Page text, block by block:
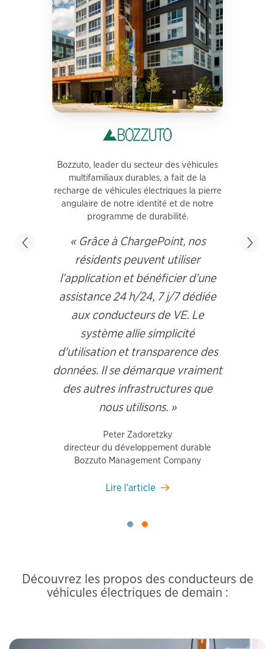
Bozzuto, leader du secteur des véhicules
multifamiliaux durables, a fait de la
recharge de véhicules électriques la pierre
angulaire de notre identité et de notre
programme de durabilité.
« Grâce à ChargePoint, nos
résidents peuvent utiliser
l’application et bénéficier d’une
assistance 24 h/24, 7 j/7 dédiée
aux conducteurs de VE. Le
système allie simplicité
d'utilisation et transparence des
données. Il se démarque vraiment
des autres infrastructures que
nous utilisons. »
Peter Zadoretzky
directeur du développement durable
Bozzuto Management Company
Lire l'article
Découvrez les propos des conducteurs de
véhicules électriques de demain :